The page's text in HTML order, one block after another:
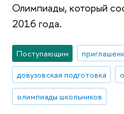
Олимпиады, который
2016 года.
Поступающим
довузовская подготовка
олимпиады школьников